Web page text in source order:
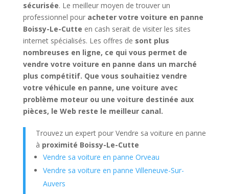
sécurisée. Le meilleur moyen de trouver un
professionnel pour acheter votre voiture en panne
Boissy-Le-Cutte en cash serait de visiter les sites
internet spécialisés. Les offres de sont plus
nombreuses en ligne, ce qui vous permet de
vendre votre voiture en panne dans un marché
plus compétitif. Que vous souhaitiez vendre
votre véhicule en panne, une voiture avec
problème moteur ou une voiture destinée aux
pièces, le Web reste le meilleur canal.
Trouvez un expert pour Vendre sa voiture en panne
à proximité Boissy-Le-Cutte
Vendre sa voiture en panne Orveau
Vendre sa voiture en panne Villeneuve-Sur-
Auvers